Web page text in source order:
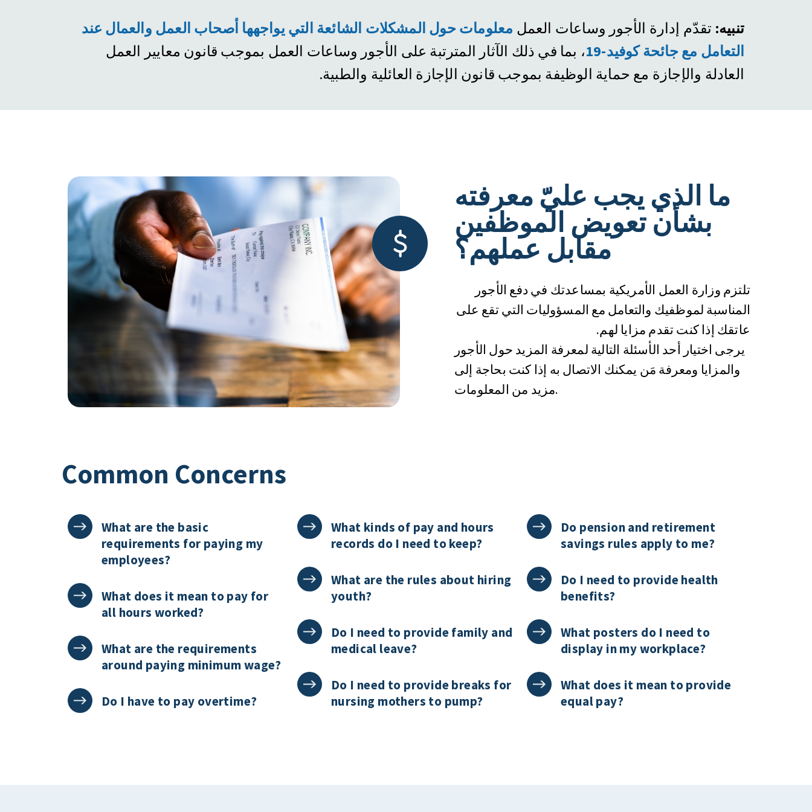
تنبيه: تقدّم إدارة الأجور وساعات العمل معلومات حول المشكلات الشائعة التي يواجهها أصحاب العمل والعمال عند
التعامل مع جائحة كوفيد-19
، بما في ذلك الآثار المترتبة على الأجور وساعات العمل بموجب قانون معايير العمل
العادلة والإجازة مع حماية الوظيفة بموجب قانون الإجازة العائلية والطبية.
ما الذي يجب عليّ معرفته
بشأن تعويض الموظفين
مقابل عملهم؟
تلتزم وزارة العمل الأمريكية بمساعدتك في دفع الأجور
المناسبة لموظفيك والتعامل مع المسؤوليات التي تقع على
عاتقك إذا كنت تقدم مزايا لهم.
يرجى اختيار أحد الأسئلة التالية لمعرفة المزيد حول الأجور
والمزايا ومعرفة مَن يمكنك الاتصال به إذا كنت بحاجة إلى
مزيد من المعلومات.
Common Concerns
What are the basic
requirements for paying my
employees?
What does it mean to pay for
all hours worked?
What are the requirements
around paying minimum wage?
Do I have to pay overtime?
What kinds of pay and hours
records do I need to keep?
What are the rules about hiring
youth?
Do I need to provide family and
medical leave?
Do I need to provide breaks for
nursing mothers to pump?
Do pension and retirement
savings rules apply to me?
Do I need to provide health
benefits?
What posters do I need to
display in my workplace?
What does it mean to provide
equal pay?